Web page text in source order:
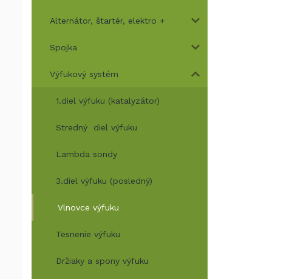
Alternátor, štartér, elektro +
Spojka
Výfukový systém
1.diel výfuku (katalyzátor)
Stredný diel výfuku
Lambda sondy
3.diel výfuku (posledný)
Vlnovce výfuku
Tesnenie výfuku
Držiaky a spony výfuku